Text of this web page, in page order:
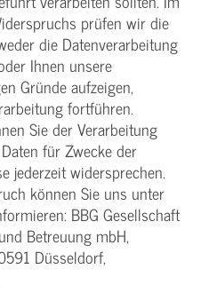
prüfen wir die
die Datenverarbeitung
Ihnen unsere
Gründe aufzeigen,
fortführen.
Sie der Verarbeitung
für Zwecke der
jederzeit widersprechen.
können Sie uns unter
BBG Gesellschaft
Betreuung mbH,
Düsseldorf,